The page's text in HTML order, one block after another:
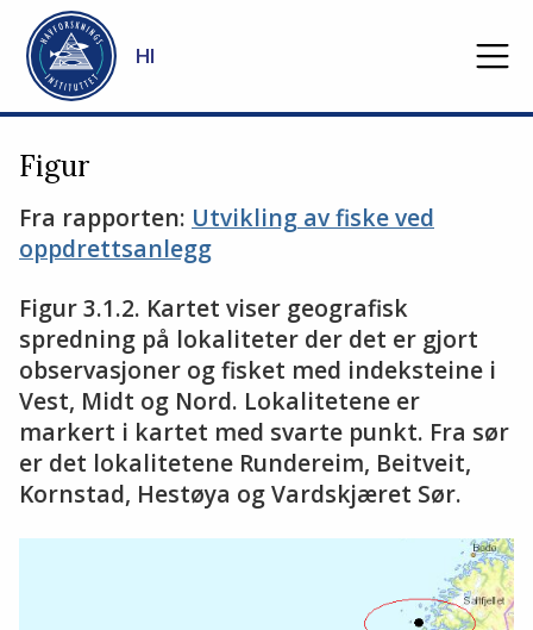
Gå til hovedinnhold
HI
Figur
Fra rapporten: Utvikling av fiske ved
oppdrettsanlegg
Figur 3.1.2. Kartet viser geografisk
spredning på lokaliteter der det er gjort
observasjoner og fisket med indeksteine i
Vest, Midt og Nord. Lokalitetene er
markert i kartet med svarte punkt. Fra sør
er det lokalitetene Rundereim, Beitveit,
Kornstad, Hestøya og Vardskjæret Sør.